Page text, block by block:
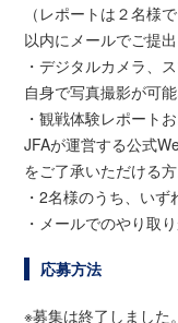
（レポートは２名様
以内にメールでご提
・デジタルカメラ、
自身で写真撮影が可能
・観戦体験レポート
JFAが運営する公式
をご了承いただける方
・2名様のうち、いず
・メールでのやり取
応募方法
※募集は終了しました。